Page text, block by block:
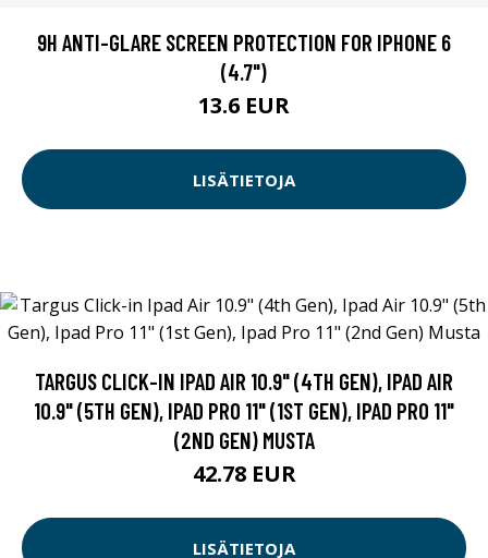
9H ANTI-GLARE SCREEN PROTECTION FOR IPHONE 6
(4.7")
13.6 EUR
LISÄTIETOJA
TARGUS CLICK-IN IPAD AIR 10.9" (4TH GEN), IPAD AIR
10.9" (5TH GEN), IPAD PRO 11" (1ST GEN), IPAD PRO 11"
(2ND GEN) MUSTA
42.78 EUR
LISÄTIETOJA